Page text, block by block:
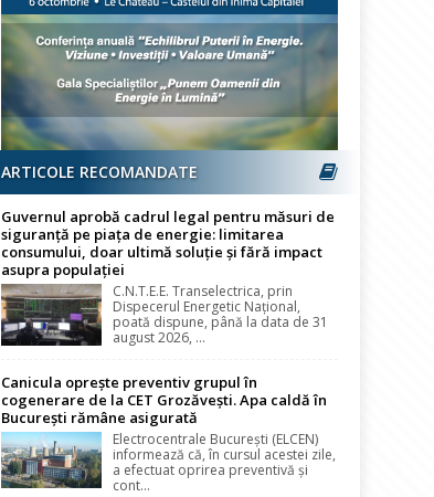
ARTICOLE RECOMANDATE
Guvernul aprobă cadrul legal pentru măsuri de
siguranță pe piața de energie: limitarea
consumului, doar ultimă soluție și fără impact
asupra populației
C.N.T.E.E. Transelectrica, prin
Dispecerul Energetic Național,
poată dispune, până la data de 31
august 2026, ...
Canicula oprește preventiv grupul în
cogenerare de la CET Grozăvești. Apa caldă în
București rămâne asigurată
Electrocentrale București (ELCEN)
informează că, în cursul acestei zile,
a efectuat oprirea preventivă și
cont...